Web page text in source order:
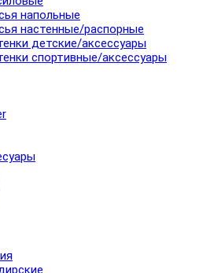
напольные
настенные/распорные
детские/аксессуары
спортивные/аксессуары